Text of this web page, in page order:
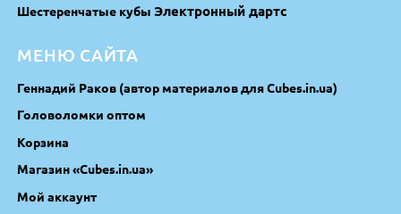
Шестеренчатые кубы Электронный дартс
МЕНЮ САЙТА
Геннадий Раков (автор материалов для Cubes.in.ua)
Головоломки оптом
Корзина
Магазин «Cubes.in.ua»
Мой аккаунт